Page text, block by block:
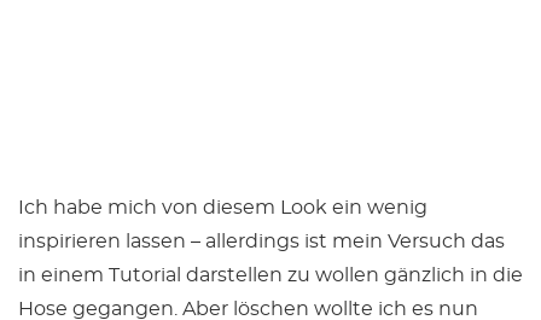
Ich habe mich von diesem Look ein wenig
inspirieren lassen – allerdings ist mein Versuch das
in einem Tutorial darstellen zu wollen gänzlich in die
Hose gegangen. Aber löschen wollte ich es nun